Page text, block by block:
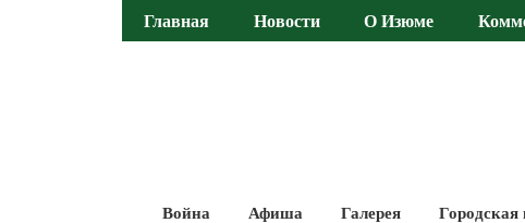
Главная Новости О Изюме
Война Афиша Галерея Городская